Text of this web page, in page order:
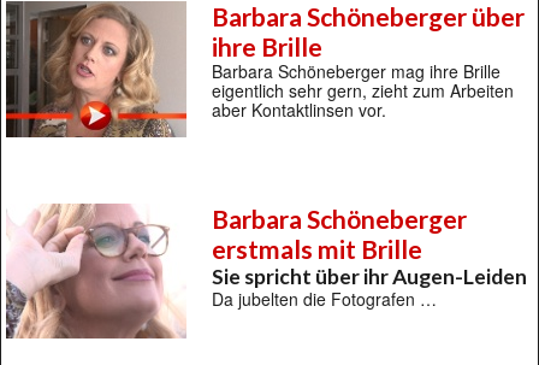
Barbara Schöneberger über
ihre Brille
Barbara Schöneberger mag ihre Brille
eigentlich sehr gern, zieht zum Arbeiten
aber Kontaktlinsen vor.
Barbara Schöneberger
erstmals mit Brille
Sie spricht über ihr Augen-Leiden
Da jubelten die Fotografen …